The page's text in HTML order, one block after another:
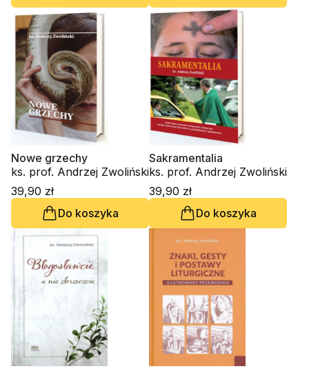
Nowe grzechy
ks. prof. Andrzej Zwoliński
39,90 zł
Do koszyka
Sakramentalia
ks. prof. Andrzej Zwoliński
39,90 zł
Do koszyka